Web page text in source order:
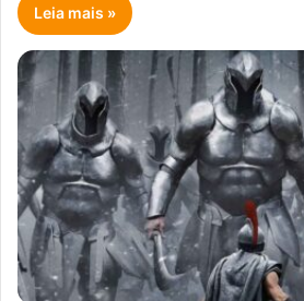
Leia mais »